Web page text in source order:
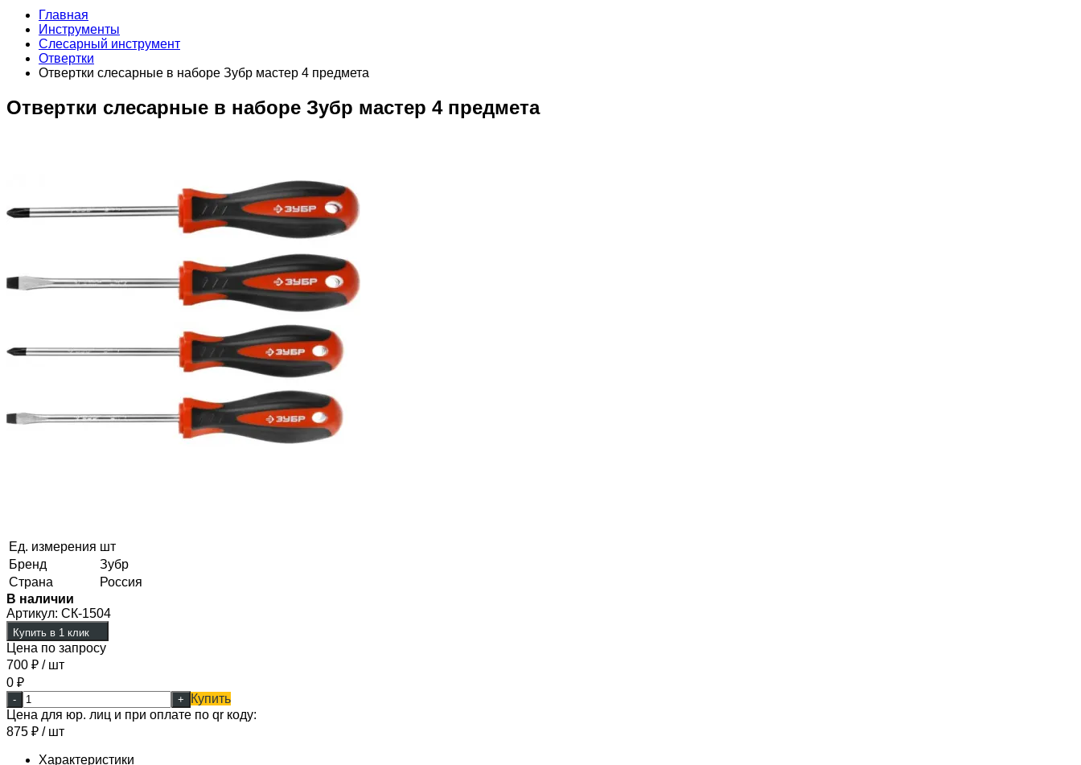
Главная
Инструменты
Слесарный инструмент
Отвертки
Отвертки слесарные в наборе Зубр мастер 4 предмета
Отвертки слесарные в наборе Зубр мастер 4 предмета
Ед. измерения шт
Бренд
Зубр
Страна
Россия
В наличии
Артикул: СК-1504
Купить в 1 клик
Цена по запросу
700 ₽ / шт
0 ₽
- +
Купить
Цена для юр. лиц и при оплате по qr коду:
875 ₽ / шт
Характеристики